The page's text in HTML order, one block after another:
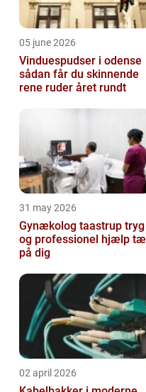
05 june 2026
Vinduespudser i odense
sådan får du skinnende
rene ruder året rundt
31 may 2026
Gynækolog taastrup tryg
og professionel hjælp
på dig
02 april 2026